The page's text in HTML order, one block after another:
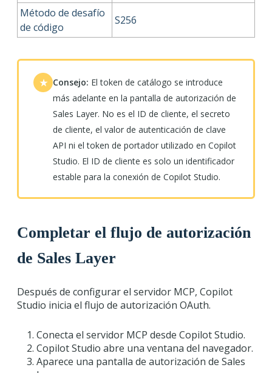
Método de desafío
de código
S256
★ Consejo: El token de catálogo se introduce
más adelante en la pantalla de autorización de
Sales Layer. No es el ID de cliente, el secreto
de cliente, el valor de autenticación de clave
API ni el token de portador utilizado en Copilot
Studio. El ID de cliente es solo un identificador
estable para la conexión de Copilot Studio.
Completar el flujo de autorización
de Sales Layer
Después de configurar el servidor MCP, Copilot
Studio inicia el flujo de autorización OAuth.
Conecta el servidor MCP desde Copilot Studio.
Copilot Studio abre una ventana del navegador.
Aparece una pantalla de autorización de Sales